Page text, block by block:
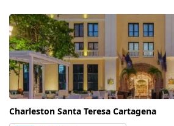
Charleston Santa Teresa Cartagena